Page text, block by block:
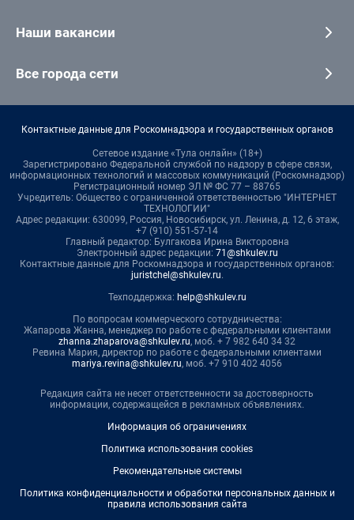
Наши вакансии
Все города сети
Контактные данные для Роскомнадзора и государственных органов
Сетевое издание «Тула онлайн» (18+)
Зарегистрировано Федеральной службой по надзору в сфере связи,
информационных технологий и массовых коммуникаций (Роскомнадзор)
Регистрационный номер ЭЛ № ФС 77 – 88765
Учредитель: Общество с ограниченной ответственностью "ИНТЕРНЕТ
ТЕХНОЛОГИИ"
Адрес редакции: 630099, Россия, Новосибирск, ул. Ленина, д. 12, 6 этаж,
+7 (910) 551-57-14
Главный редактор: Булгакова Ирина Викторовна
Электронный адрес редакции: 71@shkulev.ru
Контактные данные для Роскомнадзора и государственных органов:
juristchel@shkulev.ru.
Техподдержка: help@shkulev.ru
По вопросам коммерческого сотрудничества:
Жапарова Жанна, менеджер по работе с федеральными клиентами
zhanna.zhaparova@shkulev.ru, моб. + 7 982 640 34 32
Ревина Мария, директор по работе с федеральными клиентами
mariya.revina@shkulev.ru, моб. +7 910 402 4056
Редакция сайта не несет ответственности за достоверность
информации, содержащейся в рекламных объявлениях.
Информация об ограничениях
Политика использования cookies
Рекомендательные системы
Политика конфиденциальности и обработки персональных данных и
правила использования сайта